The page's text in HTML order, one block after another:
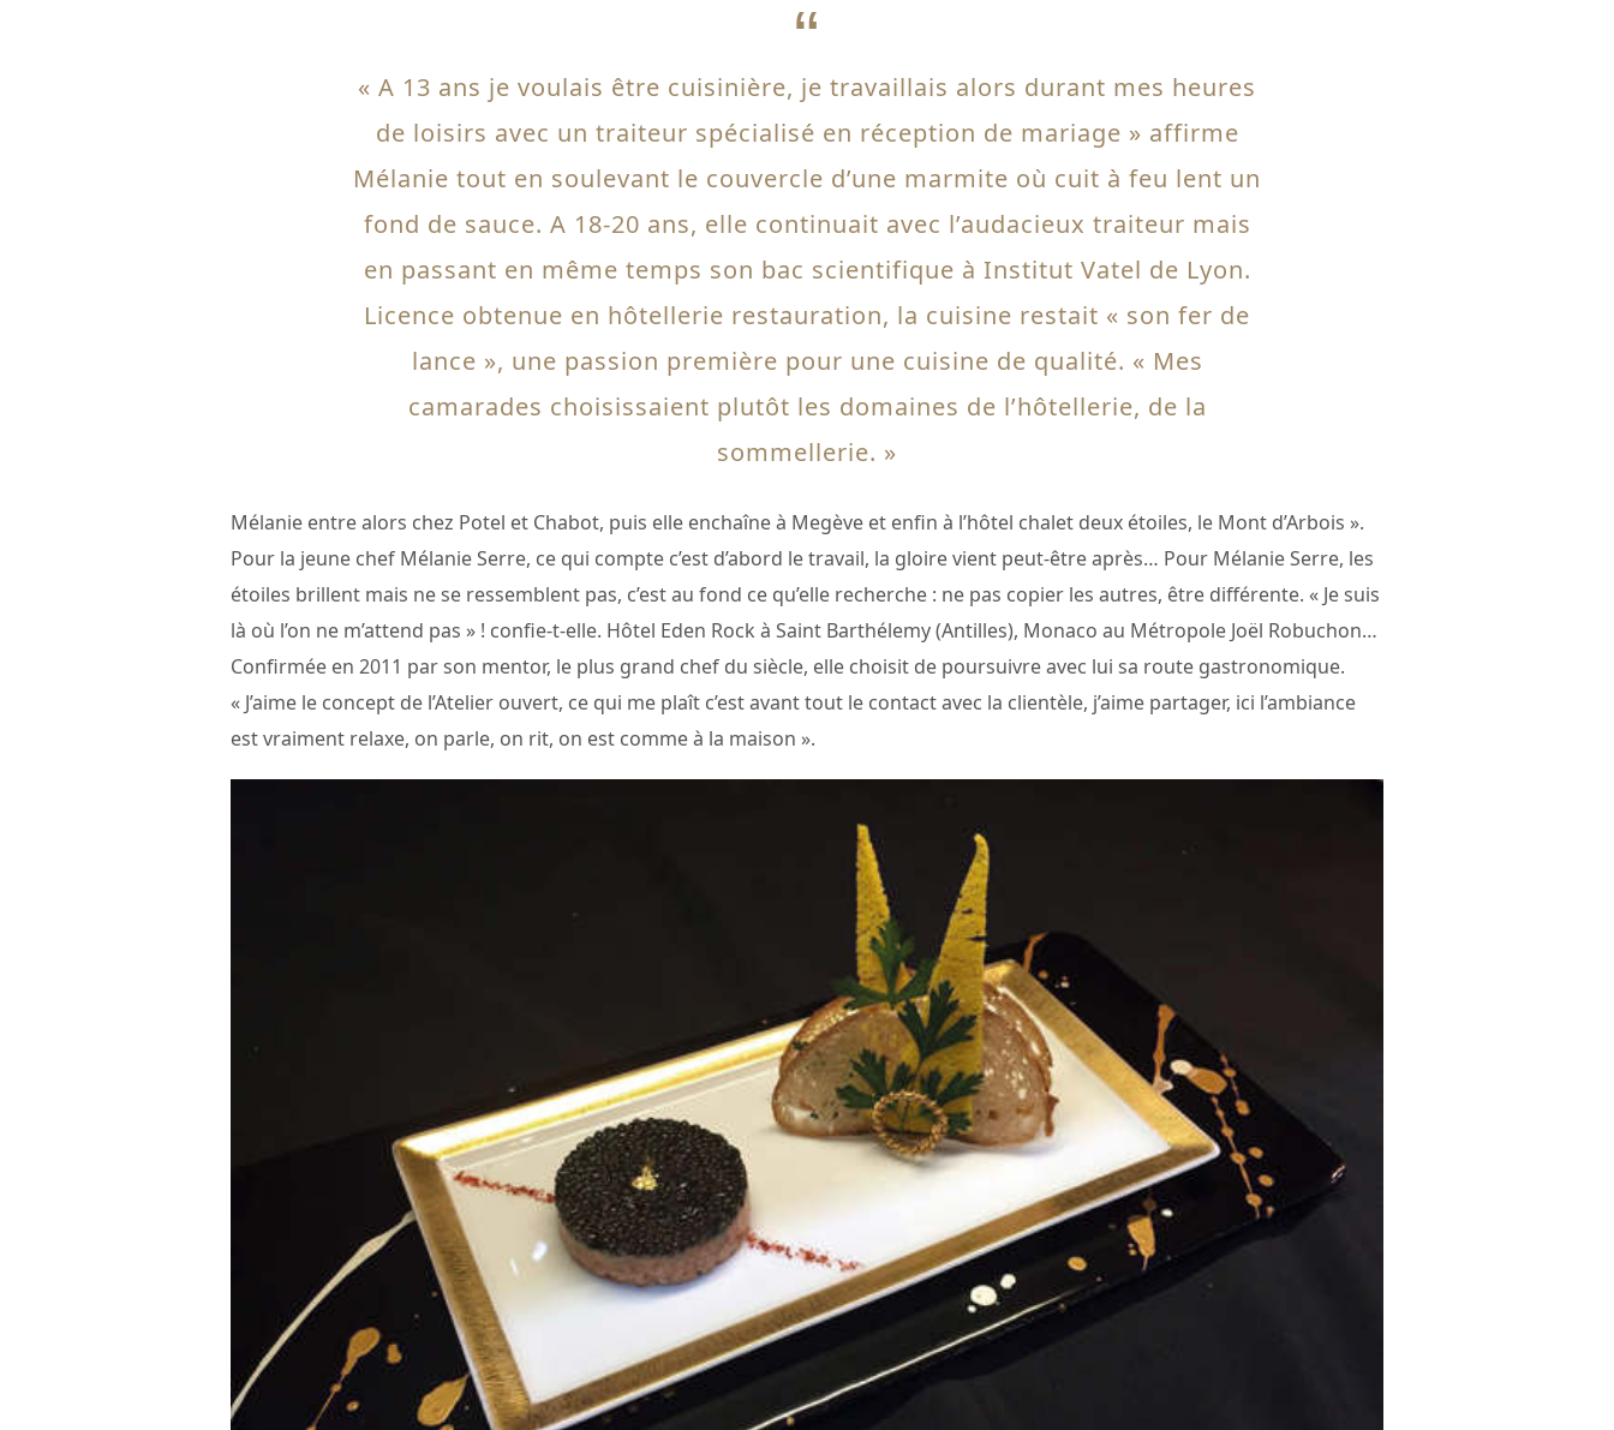
« A 13 ans je voulais être cuisinière, je travaillais alors durant mes heures
de loisirs avec un traiteur spécialisé en réception de mariage » affirme
Mélanie tout en soulevant le couvercle d’une marmite où cuit à feu lent un
fond de sauce. A 18-20 ans, elle continuait avec l’audacieux traiteur mais
en passant en même temps son bac scientifique à Institut Vatel de Lyon.
Licence obtenue en hôtellerie restauration, la cuisine restait « son fer de
lance », une passion première pour une cuisine de qualité. « Mes
camarades choisissaient plutôt les domaines de l’hôtellerie, de la
sommellerie. »
Mélanie entre alors chez Potel et Chabot, puis elle enchaîne à Megève et enfin à l’hôtel chalet deux étoiles, le Mont d’Arbois ».
Pour la jeune chef Mélanie Serre, ce qui compte c’est d’abord le travail, la gloire vient peut-être après… Pour Mélanie Serre, les
étoiles brillent mais ne se ressemblent pas, c’est au fond ce qu’elle recherche : ne pas copier les autres, être différente. « Je suis
là où l’on ne m’attend pas » ! confie-t-elle. Hôtel Eden Rock à Saint Barthélemy (Antilles), Monaco au Métropole Joël Robuchon…
Confirmée en 2011 par son mentor, le plus grand chef du siècle, elle choisit de poursuivre avec lui sa route gastronomique.
« J’aime le concept de l’Atelier ouvert, ce qui me plaît c’est avant tout le contact avec la clientèle, j’aime partager, ici l’ambiance
est vraiment relaxe, on parle, on rit, on est comme à la maison ».